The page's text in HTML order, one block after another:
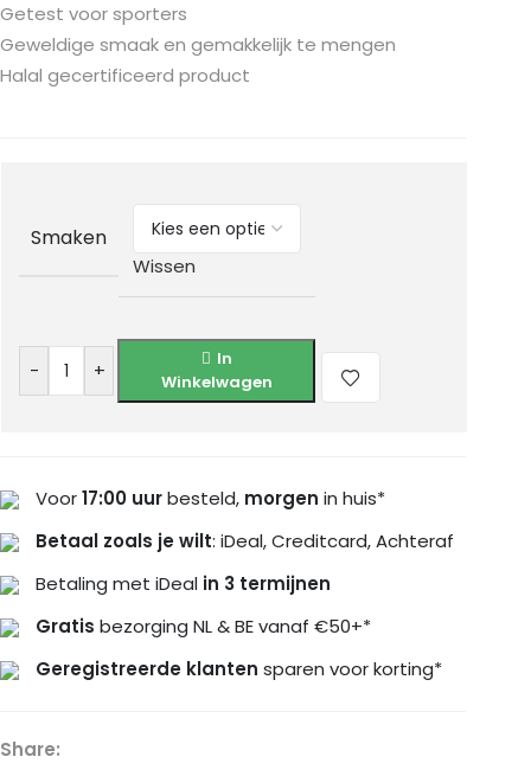
Getest voor sporters
Geweldige smaak en gemakkelijk te mengen
Halal gecertificeerd product
Smaken
Wissen
- +
In
Winkelwagen
Voor17:00 uurbesteld, morgen in huis*
Betaal zoals je wilt: iDeal, Creditcard, Achteraf
Betaling met iDeal in 3 termijnen
Gratis bezorging NL & BE vanaf €50+*
Geregistreerde klanten sparen voor korting*
Share: